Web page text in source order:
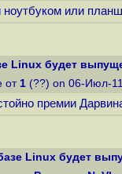
ноутбуком или
Linux будет
от 1 (??) on 06-Июл-
премии
Linux будет